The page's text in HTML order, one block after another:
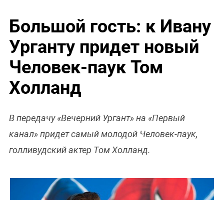
Большой гость: к Ивану
Урганту придет новый
Человек-паук Том
Холланд
В передачу «Вечерний Ургант» на «Первый
канал» придет самый молодой Человек-паук,
голливудский актер Том Холланд.